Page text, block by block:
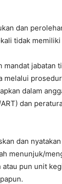
dan
tidak
mandat jabatan
melalui
dalam
dan
dan
menunjuk/
pun unit